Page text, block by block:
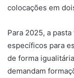
colocações em
Para 2025, a
específicos para
de forma
demandam